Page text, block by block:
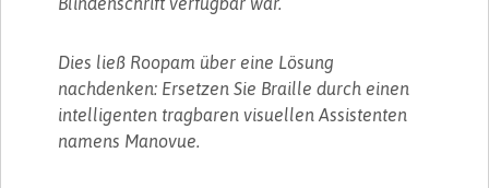
Dies ließ Roopam über eine Lösung
nachdenken: Ersetzen Sie Braille durch einen
intelligenten tragbaren visuellen Assistenten
namens Manovue.